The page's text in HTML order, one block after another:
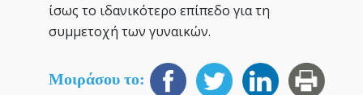
ίσως το ιδανικότερο επίπεδο για τη
συμμετοχή των γυναικών.
Μοιράσου το: